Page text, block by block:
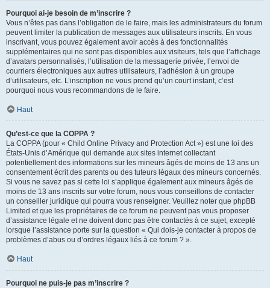
Pourquoi ai-je besoin de m’inscrire ?
Vous n’êtes pas dans l’obligation de le faire, mais les administrateurs du forum
peuvent limiter la publication de messages aux utilisateurs inscrits. En vous
inscrivant, vous pouvez également avoir accès à des fonctionnalités
supplémentaires qui ne sont pas disponibles aux visiteurs, tels que l’affichage
d’avatars personnalisés, l’utilisation de la messagerie privée, l’envoi de
courriers électroniques aux autres utilisateurs, l’adhésion à un groupe
d’utilisateurs, etc. L’inscription ne vous prend qu’un court instant, c’est
pourquoi nous vous recommandons de le faire.
Haut
Qu’est-ce que la COPPA ?
La COPPA (pour « Child Online Privacy and Protection Act ») est une loi des
États-Unis d’Amérique qui demande aux sites internet collectant
potentiellement des informations sur les mineurs âgés de moins de 13 ans un
consentement écrit des parents ou des tuteurs légaux des mineurs concernés.
Si vous ne savez pas si cette loi s’applique également aux mineurs âgés de
moins de 13 ans inscrits sur votre forum, nous vous conseillons de contacter
un conseiller juridique qui pourra vous renseigner. Veuillez noter que phpBB
Limited et que les propriétaires de ce forum ne peuvent pas vous proposer
d’assistance légale et ne doivent donc pas être contactés à ce sujet, excepté
lorsque l’assistance porte sur la question « Qui dois-je contacter à propos de
problèmes d’abus ou d’ordres légaux liés à ce forum ? ».
Haut
Pourquoi ne puis-je pas m’inscrire ?